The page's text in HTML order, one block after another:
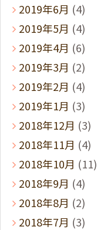
2019年6月 (4)
2019年5月 (4)
2019年4月 (6)
2019年3月 (2)
2019年2月 (4)
2019年1月 (3)
2018年12月 (3)
2018年11月 (4)
2018年10月 (11)
2018年9月 (4)
2018年8月 (2)
2018年7月 (3)